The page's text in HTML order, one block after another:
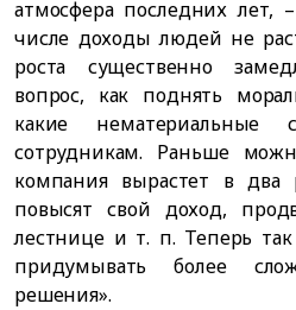
атмосфера последних лет,
числе доходы людей не
роста существенно
вопрос, как поднять
какие нематериальные
сотрудникам. Раньше
компания вырастет в два
повысят свой доход,
лестнице и т. п. Теперь
придумывать более
решения».